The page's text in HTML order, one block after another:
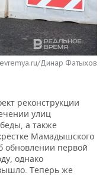
Динар Фатыхов
реконструкции
улиц
а также
Мамадышского
обновлении первой
однако
Теперь же